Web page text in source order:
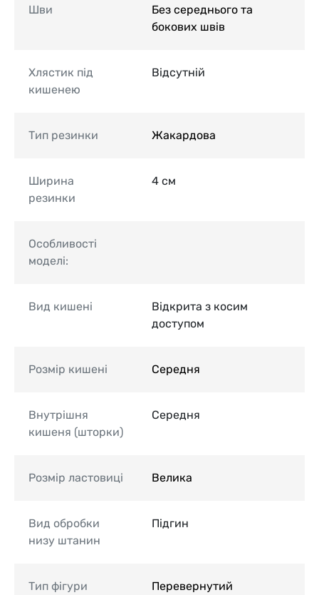
Шви
Без середнього та
бокових швів
Хлястик під
кишенею
Відсутній
Тип резинки Жакардова
Ширина
резинки
4 см
Особливості
моделі:
Вид кишені
Відкрита з косим
доступом
Розмір кишені Середня
Внутрішня
кишеня (шторки)
Середня
Розмір ластовиці Велика
Вид обробки
низу штанин
Підгин
Тип фігури
Перевернутий